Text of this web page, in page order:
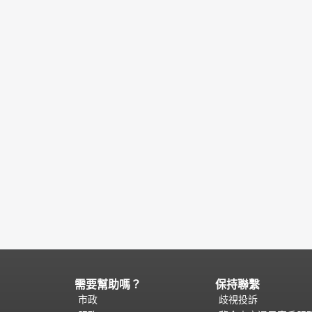
頁
面
需要幫助嗎？
市政
保持聯繫
歧視投訴